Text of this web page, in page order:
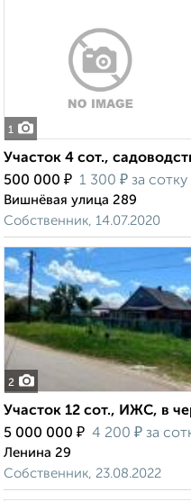
1
Участок 4 сот.,
500 000 ₽ 1 300 ₽ за сотку
Вишнёвая улица 289
Собственник, 14.07.2020
2
Участок 12 сот., ИЖС, в
5 000 000 ₽ 4 200 ₽ за
Ленина 29
Собственник, 23.08.2022